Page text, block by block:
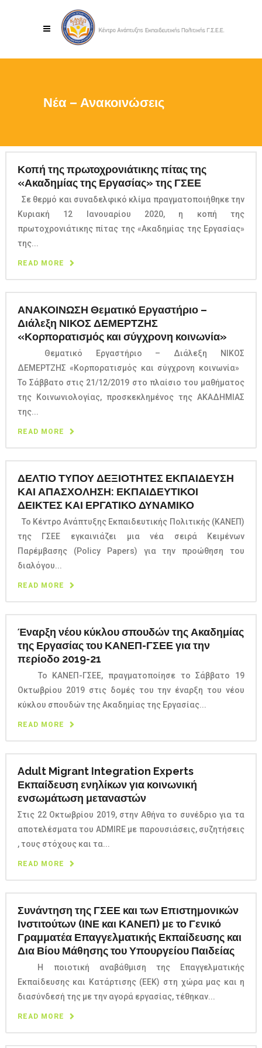
Νέα – Ανακοινώσεις
Κοπή της πρωτοχρονιάτικης πίτας της
«Ακαδημίας της Εργασίας» της ΓΣΕΕ
Σε θερμό και συναδελφικό κλίμα πραγματοποιήθηκε την
Κυριακή 12 Ιανουαρίου 2020, η κοπή της
πρωτοχρονιάτικης πίτας της «Ακαδημίας της Εργασίας»
της...
READ MORE
ΑΝΑΚΟΙΝΩΣΗ Θεματικό Εργαστήριο –
Διάλεξη ΝΙΚΟΣ ΔΕΜΕΡΤΖΗΣ
«Κορπορατισμός και σύγχρονη κοινωνία»
Θεματικό Εργαστήριο – Διάλεξη ΝΙΚΟΣ
ΔΕΜΕΡΤΖΗΣ «Κορπορατισμός και σύγχρονη κοινωνία»
Το Σάββατο στις 21/12/2019 στο πλαίσιο του μαθήματος
της Κοινωνιολογίας, προσκεκλημένος της ΑΚΑΔΗΜΙΑΣ
της...
READ MORE
ΔΕΛΤΙΟ ΤΥΠΟΥ ΔΕΞΙΟΤΗΤΕΣ ΕΚΠΑΙΔΕΥΣΗ
ΚΑΙ ΑΠΑΣΧΟΛΗΣΗ: ΕΚΠΑΙΔΕΥΤΙΚΟΙ
ΔΕΙΚΤΕΣ ΚΑΙ ΕΡΓΑΤΙΚΟ ΔΥΝΑΜΙΚΟ
Το Κέντρο Ανάπτυξης Εκπαιδευτικής Πολιτικής (ΚΑΝΕΠ)
της ΓΣΕΕ εγκαινιάζει μια νέα σειρά Κειμένων
Παρέμβασης (Policy Papers) για την προώθηση του
διαλόγου...
READ MORE
Έναρξη νέου κύκλου σπουδών της Ακαδημίας
της Εργασίας του ΚΑΝΕΠ-ΓΣΕΕ για την
περίοδο 2019-21
Το ΚΑΝΕΠ-ΓΣΕΕ, πραγματοποίησε το Σάββατο 19
Οκτωβρίου 2019 στις δομές του την έναρξη του νέου
κύκλου σπουδών της Ακαδημίας της Εργασίας...
READ MORE
Adult Migrant Integration Experts
Εκπαίδευση ενηλίκων για κοινωνική
ενσωμάτωση μεταναστών
Στις 22 Οκτωβρίου 2019, στην Αθήνα το συνέδριο για τα
αποτελέσματα του ADMIRE με παρουσιάσεις, συζητήσεις
, τους στόχους και τα...
READ MORE
Συνάντηση της ΓΣΕΕ και των Επιστημονικών
Ινστιτούτων (ΙΝΕ και ΚΑΝΕΠ) με το Γενικό
Γραμματέα Επαγγελματικής Εκπαίδευσης και
Δια Βίου Μάθησης του Υπουργείου Παιδείας
Η ποιοτική αναβάθμιση της Επαγγελματικής
Εκπαίδευσης και Κατάρτισης (ΕΕΚ) στη χώρα μας και η
διασύνδεσή της με την αγορά εργασίας, τέθηκαν...
READ MORE